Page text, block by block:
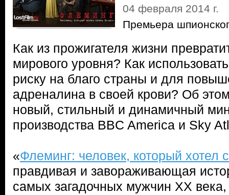
04 февраля 2014 г.
Премьера
Как из прожигателя жизни
мирового уровня? Как
риску на благо страны и для
адреналина в своей крови? Об
новый, стильный и динамичный
производства BBC America и Sky
«Флеминг: человек, который хотел
правдивая и завораживающая
самых загадочных мужчин XX